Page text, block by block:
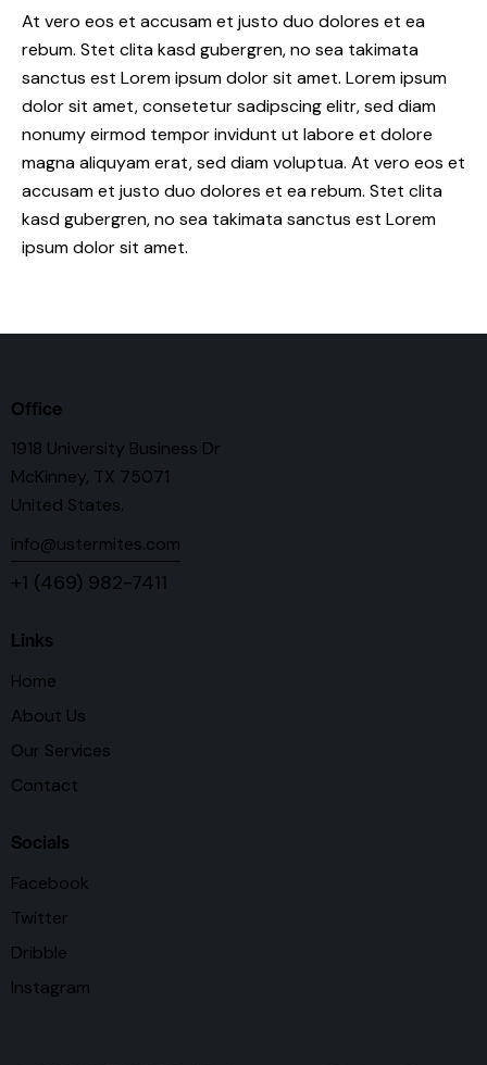
At vero eos et accusam et justo duo dolores et ea
rebum. Stet clita kasd gubergren, no sea takimata
sanctus est Lorem ipsum dolor sit amet. Lorem ipsum
dolor sit amet, consetetur sadipscing elitr, sed diam
nonumy eirmod tempor invidunt ut labore et dolore
magna aliquyam erat, sed diam voluptua. At vero eos et
accusam et justo duo dolores et ea rebum. Stet clita
kasd gubergren, no sea takimata sanctus est Lorem
ipsum dolor sit amet.
Office
1918 University Business Dr
McKinney, TX 75071
United States.
info@ustermites.com
+1 (469) 982-7411
Links
Home
About Us
Our Services
Contact
Socials
Facebook
Twitter
Dribble
Instagram